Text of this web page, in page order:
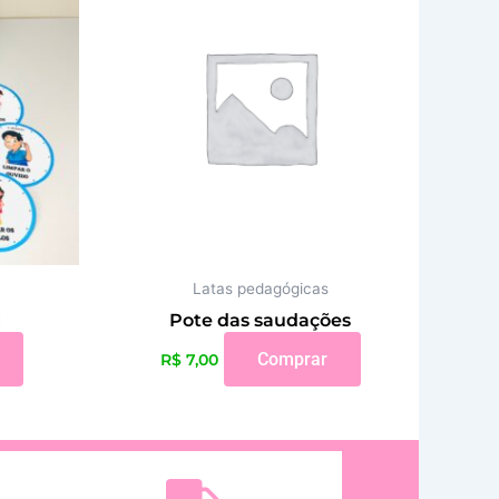
Latas pedagógicas
Pote das saudações
R$7,00 Comprar